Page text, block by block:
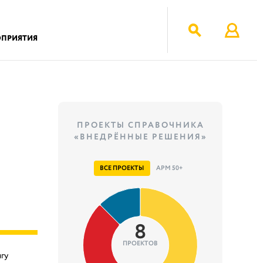
ПРОЕКТЫ СПРАВОЧНИКА
«ВНЕДРЁННЫЕ РЕШЕНИЯ»
ВСЕ ПРОЕКТЫ АРМ 50+
8
ПРОЕКТОВ